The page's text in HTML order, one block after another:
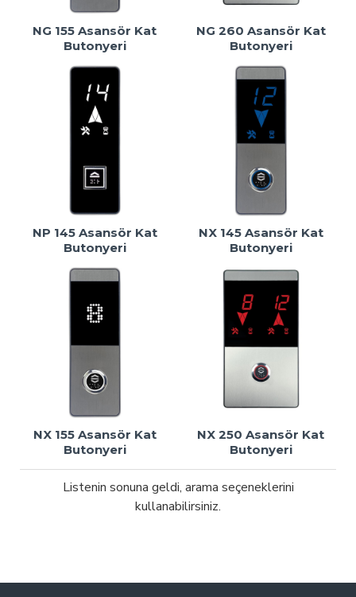
NG 155 Asansör Kat
Butonyeri
NG 260 Asansör Kat
Butonyeri
NP 145 Asansör Kat
Butonyeri
NX 145 Asansör Kat
Butonyeri
NX 155 Asansör Kat
Butonyeri
NX 250 Asansör Kat
Butonyeri
Listenin sonuna geldi, arama seçeneklerini
kullanabilirsiniz.